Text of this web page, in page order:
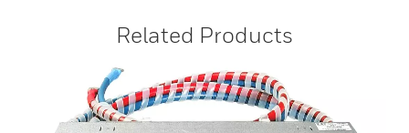
Related Products